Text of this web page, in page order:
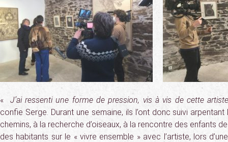
« J’ai ressenti une forme de pression, vis à vis de cette
confie Serge. Durant une semaine, ils l’ont donc suivi
chemins, à la recherche d’oiseaux, à la rencontre des enfants
des habitants sur le « vivre ensemble » avec l’artiste, lors